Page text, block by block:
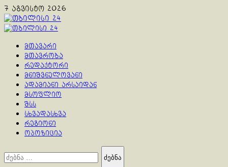
Skip
to
content
7 აგვისტო 2026
Primary
მთავარი
მთავრობა
რედაქტორი
მნიშვნელოვანი
ადამიანი არსაიდან
მსოფლიო
შსს
სხვადასხვა
რეგიონი
ოპოზიცია
ძებნა: